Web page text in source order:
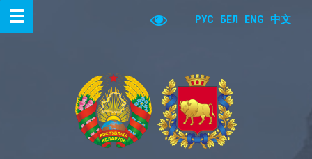
РУС БЕЛ ENG 中文